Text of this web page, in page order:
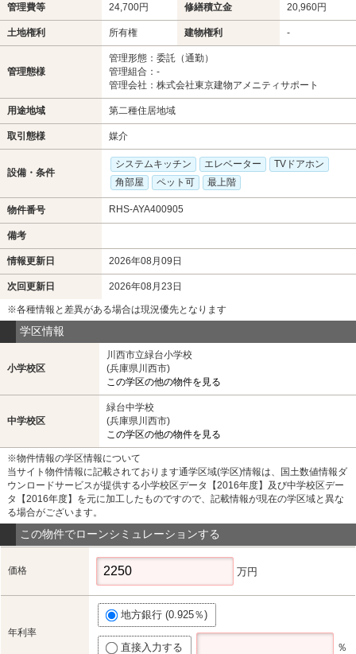
管理費等 24,700円 修繕積立金 20,960円
土地権利 所有権 建物権利 -
管理態様
管理形態：委託（通勤）
管理組合：-
管理会社：株式会社東京建物アメニティサポート
用途地域 第二種住居地域
取引態様 媒介
設備・条件
システムキッチン エレベーター
TVドアホン
角部屋
ペット可 最上階
物件番号 RHS-AYA400905
備考
情報更新日 2026年08月09日
次回更新日 2026年08月23日
※各種情報と差異がある場合は現況優先となります
学区情報
小学校区
川西市立緑台小学校
(兵庫県川西市)
この学区の他の物件を見る
中学校区
緑台中学校
(兵庫県川西市)
この学区の他の物件を見る
※物件情報の学区情報について
当サイト物件情報に記載されております通学区域(学区)情報は、国土数値情報ダ
ウンロードサービスが提供する小学校区データ【2016年度】及び中学校区デー
タ【2016年度】を元に加工したものですので、記載情報が現在の学区域と異な
る場合がございます。
この物件でローンシミュレーションする
価格 万円
年利率
地方銀行 (0.925％)
直接入力する ％